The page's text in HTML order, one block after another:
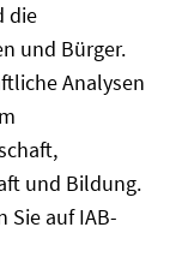
die
und Bürger.
Analysen
und Bildung.
Sie auf IAB-